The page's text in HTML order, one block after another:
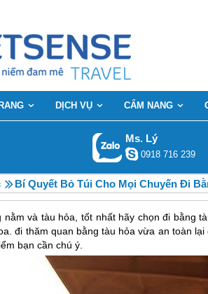
DỊCH VỤ CẨM NANG
Ms. Lý
0918 716 239
Bí Quyết Bỏ Túi Cho Mọi Chuyến Đi
và tàu hỏa, tốt nhất hãy chọn đi bằng
đi thăm quan bằng tàu hỏa vừa an toàn
bạn cần chú ý.